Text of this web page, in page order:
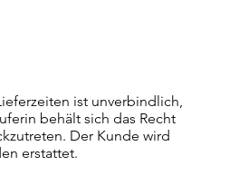
ist unverbindlich,
behält sich das Recht
Der Kunde wird
erstattet.